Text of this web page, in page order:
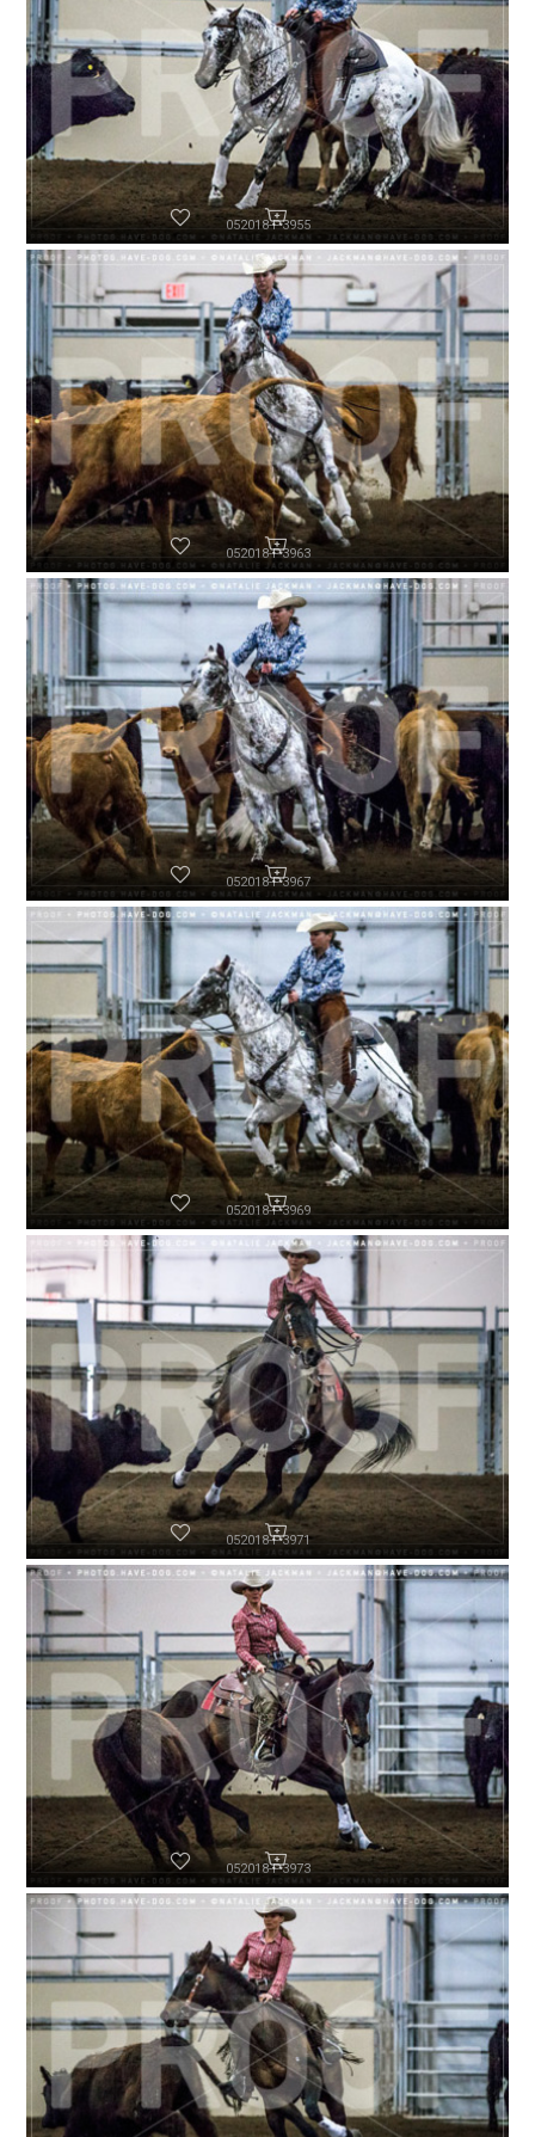
052018-P3955
052018-P3963
052018-P3967
052018-P3969
052018-P3971
052018-P3973